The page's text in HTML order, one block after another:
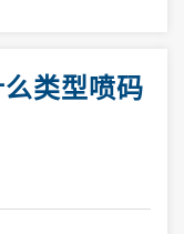
类型喷码